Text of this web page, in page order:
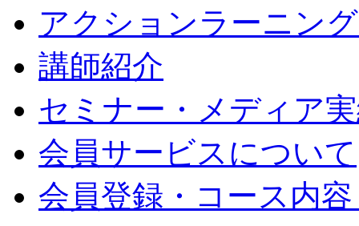
アクションラーニン
講師紹介
セミナー・メディア
会員サービスについて
会員登録・コース内